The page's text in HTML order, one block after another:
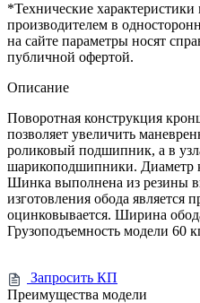
*Технические
производителем в
на сайте параметры носят
публичной офертой.
Описание
Поворотная конструкция
позволяет увеличить
роликовый подшипник, а в
шарикоподшипники. Диаметр
Шинка выполнена из резины
изготовления обода является
оцинковывается. Ширина
Грузоподъемность модели 60
Запросить КП
Преимущества модели